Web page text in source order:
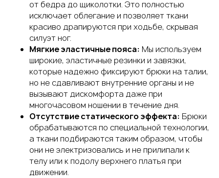
от бедра до щиколотки. Это полностью
исключает облегание и позволяет ткани
красиво драпируются при ходьбе, скрывая
силуэт ног.
Мягкие эластичные пояса: Мы используем
широкие, эластичные резинки и завязки,
которые надежно фиксируют брюки на талии,
но не сдавливают внутренние органы и не
вызывают дискомфорта даже при
многочасовом ношении в течение дня.
Отсутствие статического эффекта: Брюки
обрабатываются по специальной технологии,
а ткани подбираются таким образом, чтобы
они не электризовались и не прилипали к
телу или к подолу верхнего платья при
движении.